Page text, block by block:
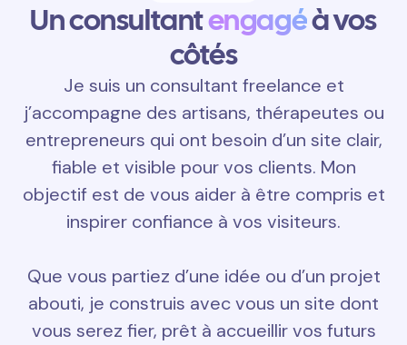
Un consultantengagéà vos
côtés
Je suis un consultant freelance et
j’accompagne des artisans, thérapeutes ou
entrepreneurs qui ont besoin d’un site clair,
fiable et visible pour vos clients. Mon
objectif est de vous aider à être compris et
inspirer confiance à vos visiteurs.
Que vous partiez d’une idée ou d’un projet
abouti, je construis avec vous un site dont
vous serez fier, prêt à accueillir vos futurs